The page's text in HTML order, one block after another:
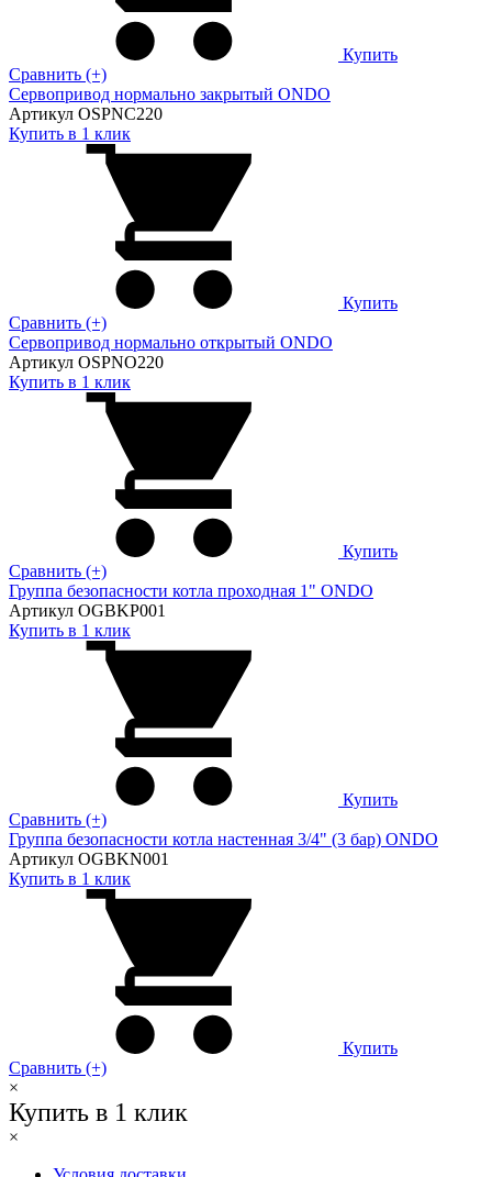
Купить
Сравнить (+)
Сервопривод нормально закрытый ONDO
Артикул OSPNC220
Купить в 1 клик
Купить
Сравнить (+)
Сервопривод нормально открытый ONDO
Артикул OSPNO220
Купить в 1 клик
Купить
Сравнить (+)
Группа безопасности котла проходная 1" ONDO
Артикул OGBKP001
Купить в 1 клик
Купить
Сравнить (+)
Группа безопасности котла настенная 3/4" (3 бар) ONDO
Артикул OGBKN001
Купить в 1 клик
Купить
Сравнить (+)
×
Купить в 1 клик
×